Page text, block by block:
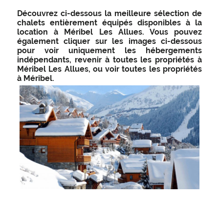
Découvrez ci-dessous la meilleure sélection de
chalets entièrement équipés disponibles à la
location à Méribel Les Allues. Vous pouvez
également cliquer sur les images ci-dessous
pour voir uniquement les hébergements
indépendants, revenir à toutes les propriétés à
Méribel Les Allues, ou voir toutes les propriétés
à Méribel.